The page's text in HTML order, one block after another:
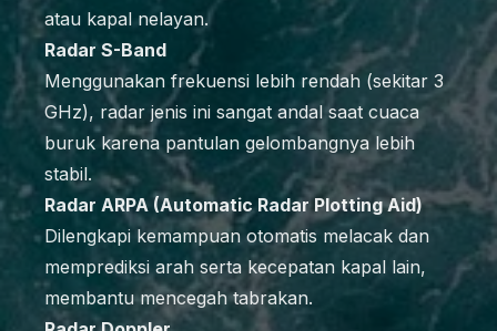
atau kapal nelayan.
Radar S-Band
Menggunakan frekuensi lebih rendah (sekitar 3
GHz), radar jenis ini sangat andal saat cuaca
buruk karena pantulan gelombangnya lebih
stabil.
Radar ARPA (Automatic Radar Plotting Aid)
Dilengkapi kemampuan otomatis melacak dan
memprediksi arah serta kecepatan kapal lain,
membantu mencegah tabrakan.